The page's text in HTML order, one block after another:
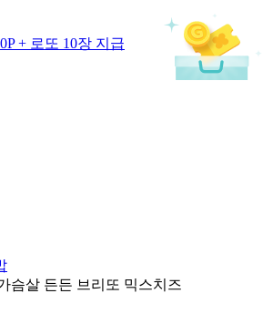
+ 로또 10장 지급
슴살 든든 브리또 믹스치즈